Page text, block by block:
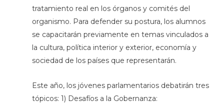
tratamiento real en los órganos y comités del
organismo. Para defender su postura, los alumnos
se capacitarán previamente en temas vinculados a
la cultura, política interior y exterior, economía y
sociedad de los países que representarán.
Este año, los jóvenes parlamentarios debatirán tres
tópicos: 1) Desafíos a la Gobernanza: